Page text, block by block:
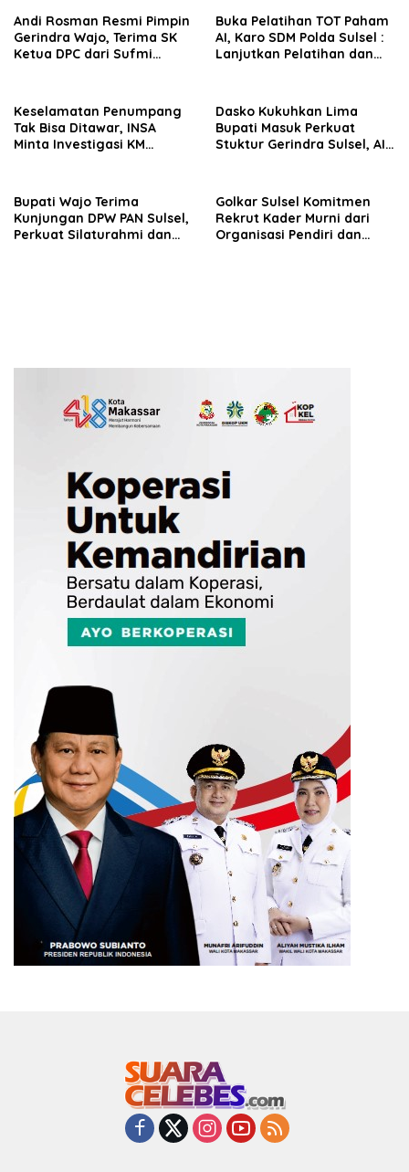
Andi Rosman Resmi Pimpin
Gerindra Wajo, Terima SK
Ketua DPC dari Sufmi
Buka Pelatihan TOT Paham
AI, Karo SDM Polda Sulsel :
Lanjutkan Pelatihan dan
Keselamatan Penumpang
Tak Bisa Ditawar, INSA
Minta Investigasi KM
Dasko Kukuhkan Lima
Bupati Masuk Perkuat
Stuktur Gerindra Sulsel, AIA
Bupati Wajo Terima
Kunjungan DPW PAN Sulsel,
Perkuat Silaturahmi dan
Golkar Sulsel Komitmen
Rekrut Kader Murni dari
Organisasi Pendiri dan